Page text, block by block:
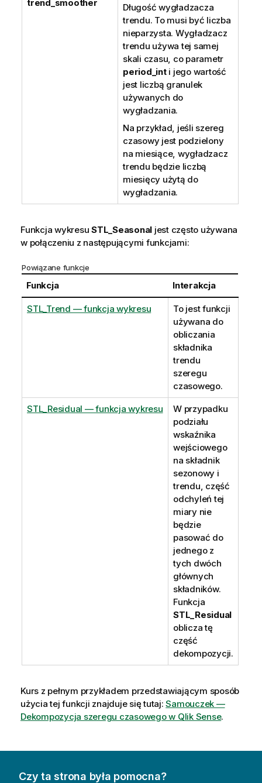
trend_smoother
Długość wygładzacza
trendu. To musi być liczba
nieparzysta. Wygładzacz
trendu używa tej samej
skali czasu, co parametr
period_inti jego wartość
jest liczbą granulek
używanych do
wygładzania.
Na przykład, jeśli szereg
czasowy jest podzielony
na miesiące, wygładzacz
trendu będzie liczbą
miesięcy użytą do
wygładzania.
Funkcja wykresu STL_Seasonal jest często używana
w połączeniu z następującymi funkcjami:
Powiązane funkcje
Funkcja Interakcja
STL_Trend — funkcja wykresu
To jest funkcji
używana do
obliczania
składnika
trendu
szeregu
czasowego.
STL_Residual — funkcja wykresu
W przypadku
podziału
wskaźnika
wejściowego
na składnik
sezonowy i
trendu, część
odchyleń tej
miary nie
będzie
pasować do
jednego z
tych dwóch
głównych
składników.
Funkcja
STL_Residual
oblicza tę
część
dekompozycji.
Kurs z pełnym przykładem przedstawiającym sposób
użycia tej funkcji znajduje się tutaj:Samouczek —
Dekompozycja szeregu czasowego w Qlik Sense.
Czy ta strona była pomocna?